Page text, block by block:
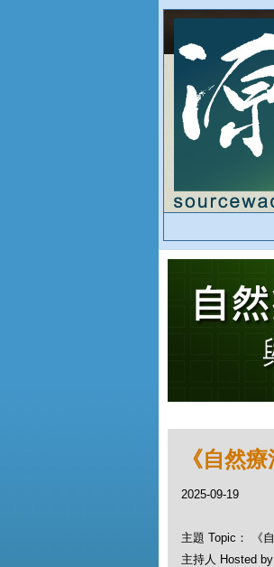
《自然
2025-09-19
主題 Topic： 《
主持人 Hosted